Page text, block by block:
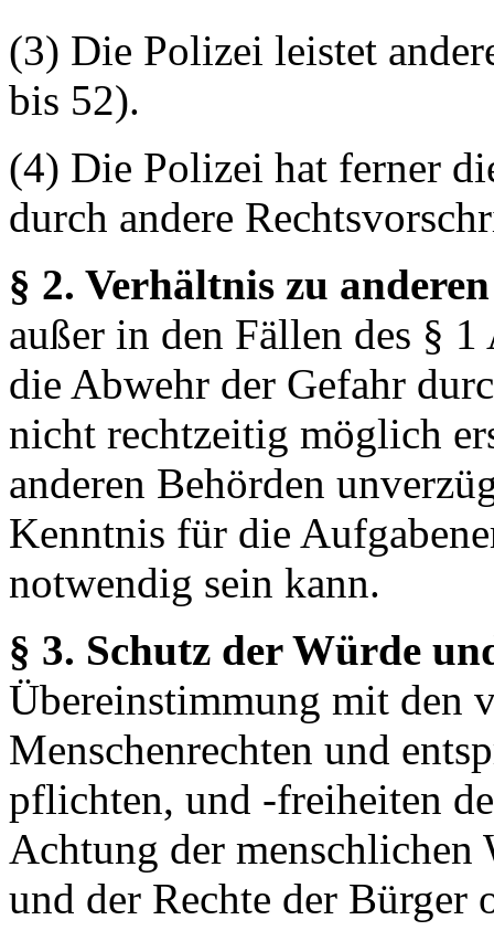
(3) Die Polizei leistet
bis 52).
(4) Die Polizei hat ferner
durch andere
§ 2. Verhältnis zu
außer in den Fällen des §
die Abwehr der Gefahr
nicht rechtzeitig möglich
anderen Behörden
Kenntnis für die
notwendig sein kann.
§ 3. Schutz der Würde
Übereinstimmung mit den
Menschenrechten und
pflichten, und -freiheiten
Achtung der
und der Rechte der Bürger